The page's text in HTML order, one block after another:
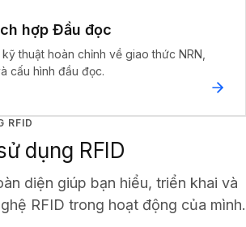
hợp Đầu đọc
thuật hoàn chỉnh về giao thức NRN,
cấu hình đầu đọc.
RFID
dụng RFID
diện giúp bạn hiểu, triển khai và
RFID trong hoạt động của mình.